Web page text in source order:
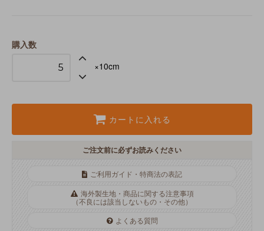
購入数
×10cm
カートに入れる
ご注文前に必ずお読みください
ご利用ガイド・特商法の表記
海外製生地・商品に関する注意事項
（不良には該当しないもの・その他）
よくある質問